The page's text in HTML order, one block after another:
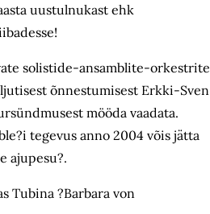
uustulnukast ehk
solistide-ansamblite-orkestrite
õnnestumisest Erkki-Sven
mööda vaadata.
tegevus anno 2004 võis jätta
ajupesu?.
Tubina ?Barbara von